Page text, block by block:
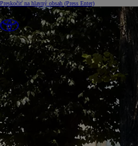
Preskočiť na hlavný obsah (Press Enter)